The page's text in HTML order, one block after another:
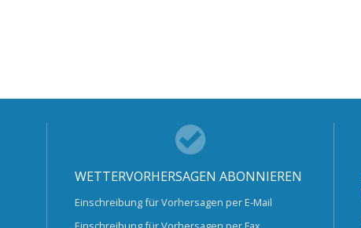
WETTERVORHERSAGEN ABONNIEREN
Einschreibung für Vorhersagen per E-Mail